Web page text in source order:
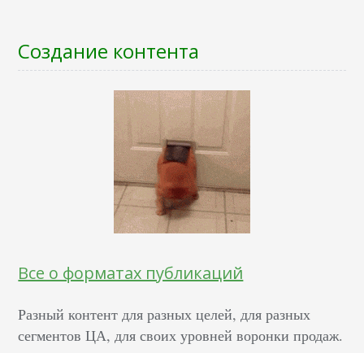
Создание контента
Все о форматах публикаций
Разный контент для разных целей, для разных
сегментов ЦА, для своих уровней воронки продаж.